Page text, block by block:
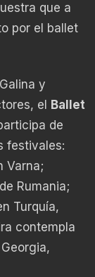
que a
por el ballet
y
el Ballet
de
festivales:
Varna;
Rumania;
Turquía,
contempla